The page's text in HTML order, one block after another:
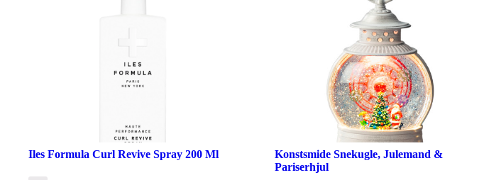
Iles Formula Curl Revive Spray 200 Ml
Konstsmide Snekugle, Julemand &
Pariserhjul